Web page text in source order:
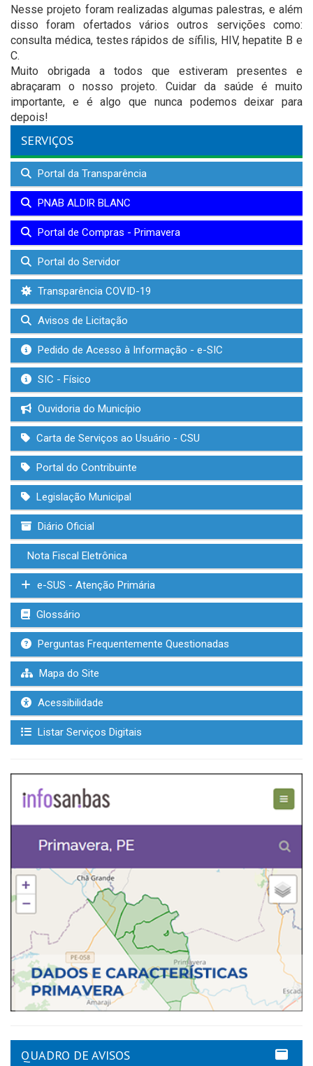
Nesse projeto foram realizadas algumas palestras, e além
disso foram ofertados vários outros servições como:
consulta médica, testes rápidos de sífilis, HIV, hepatite B e
C.
Muito obrigada a todos que estiveram presentes e
abraçaram o nosso projeto. Cuidar da saúde é muito
importante, e é algo que nunca podemos deixar para
depois!
SERVIÇOS
Portal da Transparência
PNAB ALDIR BLANC
Portal de Compras - Primavera
Portal do Servidor
Transparência COVID-19
Avisos de Licitação
Pedido de Acesso à Informação - e-SIC
SIC - Físico
Ouvidoria do Município
Carta de Serviços ao Usuário - CSU
Portal do Contribuinte
Legislação Municipal
Diário Oficial
Nota Fiscal Eletrônica
e-SUS - Atenção Primária
Glossário
Perguntas Frequentemente Questionadas
Mapa do Site
Acessibilidade
Listar Serviços Digitais
QUADRO DE AVISOS